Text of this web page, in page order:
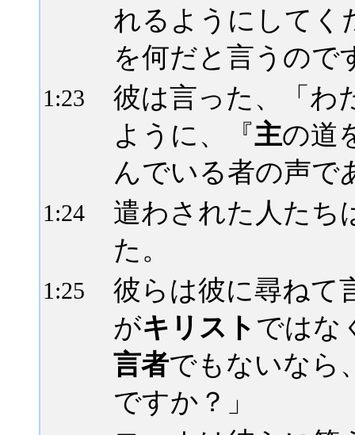
れるようにしてく
を何だと言うので
1:23
彼は言った、「わ
ように、『主の道
んでいる者の声で
1:24
遣わされた人たち
た。
1:25
彼らは彼に尋ねて
がキリスト ではな
言者でもないなら
ですか？」